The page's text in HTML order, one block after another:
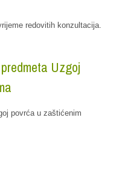
redovitih konzultacija.
Uzgoj
povrća u zaštićenim